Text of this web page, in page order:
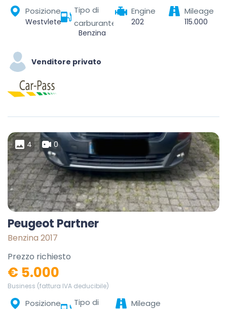
Posizione
Westvleteren, Vleteren, Ieper, West-Vlaanderen, Vlaanderen, België
Tipo di
carburante
Benzina
Engine
202
Mileage
115.000
Venditore privato
4 0
Peugeot Partner
Benzina 2017
Prezzo richiesto
€ 5.000
Business (fattura IVA deducibile)
Posizione Tipo di Mileage